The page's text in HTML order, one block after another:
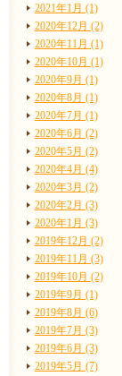
2021年1月 (1)
2020年12月 (2)
2020年11月 (1)
2020年10月 (1)
2020年9月 (1)
2020年8月 (1)
2020年7月 (1)
2020年6月 (2)
2020年5月 (2)
2020年4月 (4)
2020年3月 (2)
2020年2月 (3)
2020年1月 (3)
2019年12月 (2)
2019年11月 (3)
2019年10月 (2)
2019年9月 (1)
2019年8月 (6)
2019年7月 (3)
2019年6月 (3)
2019年5月 (7)